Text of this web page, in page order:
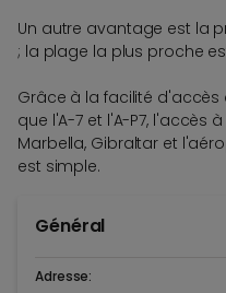
Un autre avantage est la
; la plage la plus proche
Grâce à la facilité d'accès
que l'A-7 et l'A-P7, l'accès
Marbella, Gibraltar et
est simple.
Général
Adresse: